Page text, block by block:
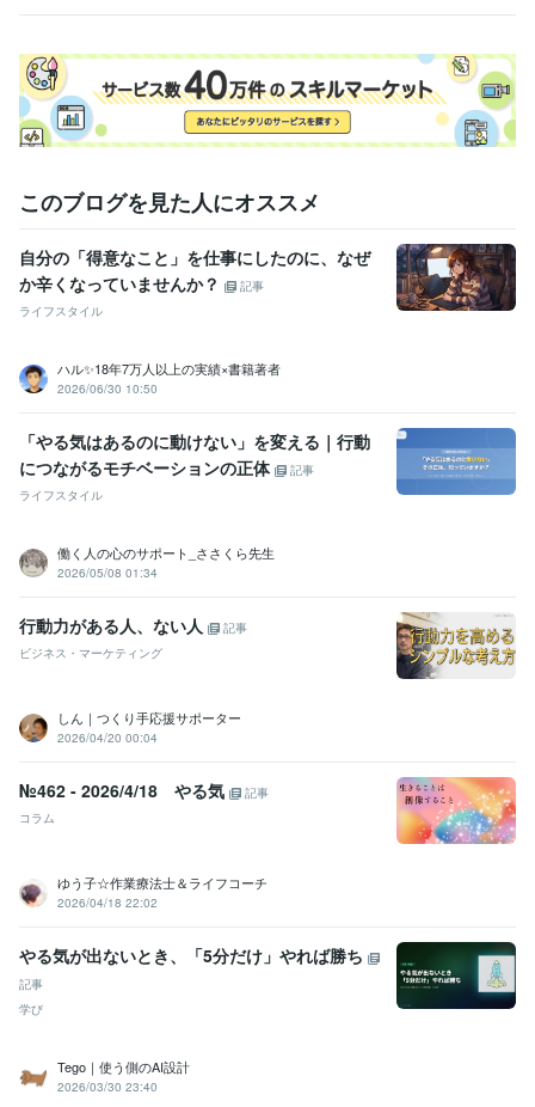
このブログを見た人にオススメ
自分の「得意なこと」を仕事にしたのに、なぜ
か辛くなっていませんか？
記事
ライフスタイル
ハル✨18年7万人以上の実績×書籍著者
2026/06/30 10:50
「やる気はあるのに動けない」を変える｜行動
につながるモチベーションの正体
記事
ライフスタイル
働く人の心のサポート_ささくら先生
2026/05/08 01:34
行動力がある人、ない人
記事
ビジネス・マーケティング
しん｜つくり手応援サポーター
2026/04/20 00:04
№462 - 2026/4/18 やる気
記事
コラム
ゆう子☆作業療法士＆ライフコーチ
2026/04/18 22:02
やる気が出ないとき、「5分だけ」やれば勝ち
記事
学び
Tego｜使う側のAI設計
2026/03/30 23:40